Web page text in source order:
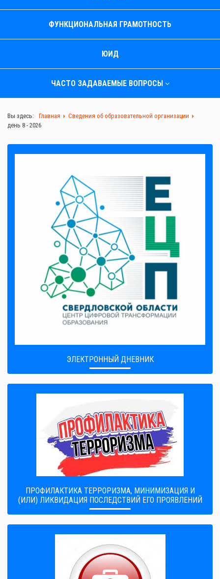
ФУНКЦИОНАЛЬНАЯ ГРАМОТНОСТЬ
ЮИД
ЧАСТО ЗАДАВАЕМЫЕ ВОПРОСЫ
Вы здесь: Главная
Сведения об образовательной организации
день 8 - 2026
ЭЛЕКТРОННЫЙ ДНЕВНИК
ПРОФИЛАКТИКА ТЕРРОРИЗМА, МИНИМИЗАЦИЯ И
(ИЛИ) ЛИКВИДАЦИЯ ПОСЛЕДСТВИЙ ЕГО ПРОЯВЛЕНИЙ